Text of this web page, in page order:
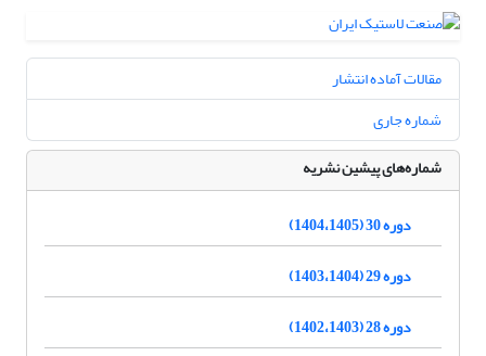
مقالات آماده انتشار
شماره جاری
شماره‌های پیشین نشریه
دوره 30 (1404،1405)
دوره 29 (1403،1404)
دوره 28 (1402،1403)